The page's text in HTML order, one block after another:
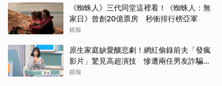
《蜘蛛人》三代同堂這裡看！《蜘蛛人：無
家日》曾創20億票房 秒衝排行榜亞軍
鏡報
原生家庭缺愛釀悲劇！網紅偷錄前夫「發瘋
影片」驚見高超演技 慘遭兩任男友詐騙
2000多萬
鏡報